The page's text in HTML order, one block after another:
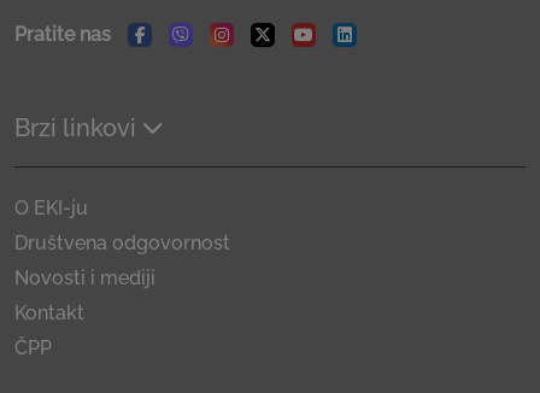
Pratite nas
Facebook
ViberInstagram
TwitterYoutubeLinkedin
Brzi linkovi
O EKI-ju
Društvena odgovornost
Novosti i mediji
Kontakt
ČPP